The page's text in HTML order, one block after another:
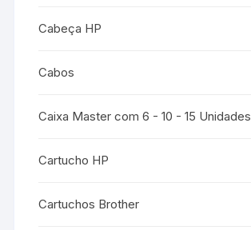
Cabeça HP
Cabos
Caixa Master com 6 - 10 - 15 Unidades
Cartucho HP
Cartuchos Brother